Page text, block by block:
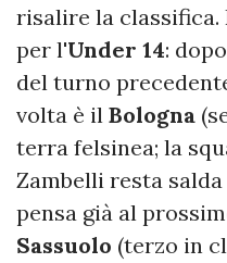
risalire la classifica.
per l'Under 14:
del turno
volta è il Bologna
terra felsinea; la
Zambelli resta
pensa già al
Sassuolo (terzo in